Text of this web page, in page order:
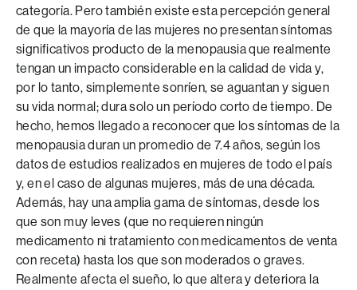
categoría. Pero también existe esta percepción general
de que la mayoría de las mujeres no presentan síntomas
significativos producto de la menopausia que realmente
tengan un impacto considerable en la calidad de vida y,
por lo tanto, simplemente sonríen, se aguantan y siguen
su vida normal; dura solo un período corto de tiempo. De
hecho, hemos llegado a reconocer que los síntomas de la
menopausia duran un promedio de 7.4 años, según los
datos de estudios realizados en mujeres de todo el país
y, en el caso de algunas mujeres, más de una década.
Además, hay una amplia gama de síntomas, desde los
que son muy leves (que no requieren ningún
medicamento ni tratamiento con medicamentos de venta
con receta) hasta los que son moderados o graves.
Realmente afecta el sueño, lo que altera y deteriora la